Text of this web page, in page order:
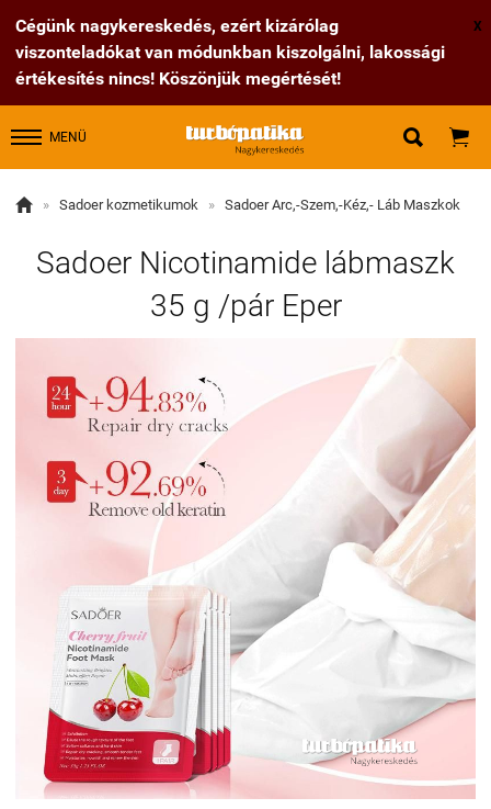
Cégünk nagykereskedés, ezért kizárólag
viszonteladókat van módunkban kiszolgálni, lakossági
értékesítés nincs! Köszönjük megértését!
X
MENÜ  
 » Sadoer kozmetikumok » Sadoer Arc,-Szem,-Kéz,- Láb Maszkok
Sadoer Nicotinamide lábmaszk
35 g /pár Eper